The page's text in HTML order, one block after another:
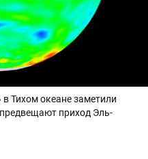
Тихом океане заметили
приход Эль-